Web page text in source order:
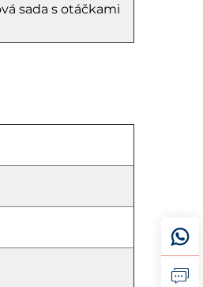
sada s otáčkami